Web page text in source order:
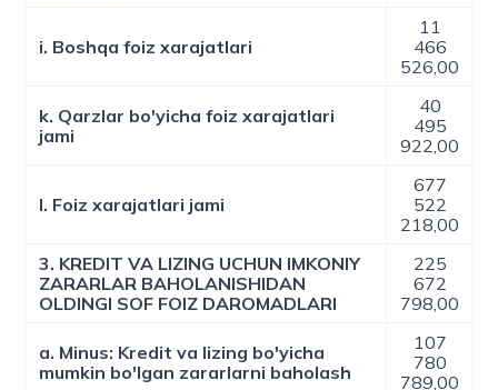
i. Boshqa foiz xarajatlari
11
466
526,00
k. Qarzlar bo'yicha foiz xarajatlari
jami
40
495
922,00
l. Foiz xarajatlari jami
677
522
218,00
3. KREDIT VA LIZING UCHUN IMKONIY
ZARARLAR BAHOLANISHIDAN
OLDINGI SOF FOIZ DAROMADLARI
225
672
798,00
a. Minus: Kredit va lizing bo'yicha
mumkin bo'lgan zararlarni baholash
107
780
789,00